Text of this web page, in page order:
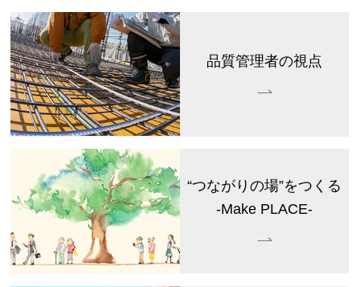
品質管理者の視点
“つながりの場”をつくる
-Make PLACE-